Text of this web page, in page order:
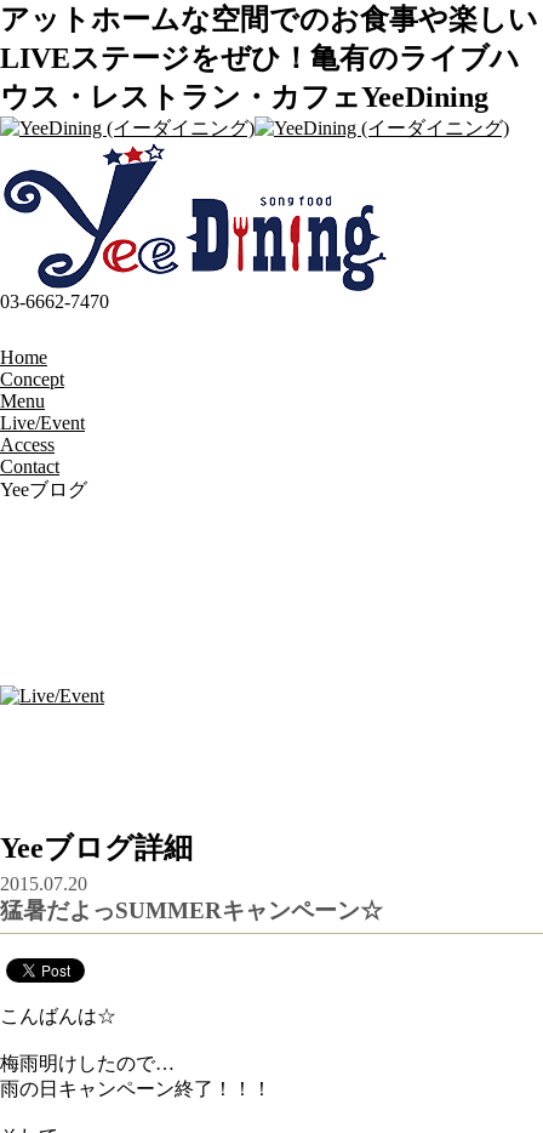
アットホームな空間でのお食事や楽しい
LIVEステージをぜひ！亀有のライブハ
ウス・レストラン・カフェYeeDining
03-6662-7470
Home
Concept
Menu
Live/Event
Access
Contact
Yeeブログ
Yeeブログ詳細
2015.07.20
猛暑だよっSUMMERキャンペーン☆
こんばんは☆
梅雨明けしたので…
雨の日キャンペーン終了！！！